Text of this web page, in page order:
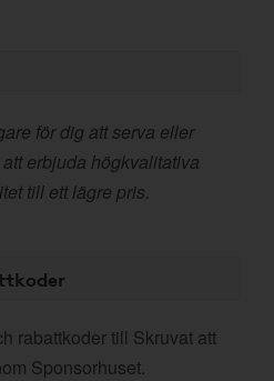
för dig att serva eller
erbjuda högkvalitativa
till ett lägre pris.
rabattkoder till Skruvat att
Sponsorhuset.